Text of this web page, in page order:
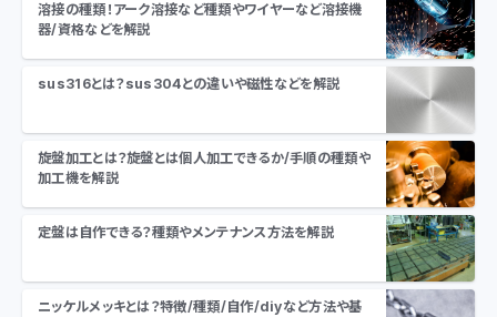
溶接の種類！アーク溶接など種類やワイヤーなど溶接機
器/資格などを解説
sus316とは？sus304との違いや磁性などを解説
旋盤加工とは？旋盤とは個人加工できるか/手順の種類や
加工機を解説
定盤は自作できる？種類やメンテナンス方法を解説
ニッケルメッキとは？特徴/種類/自作/diyなど方法や基